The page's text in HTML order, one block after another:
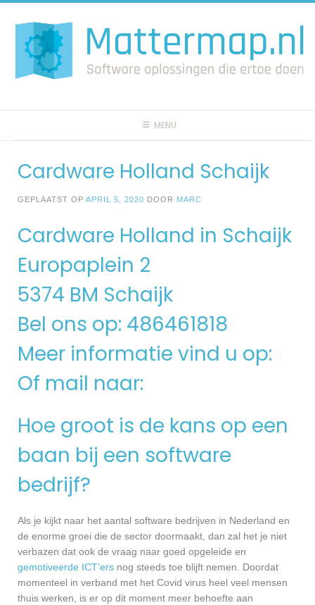
naar
inhoud
MENU
Cardware Holland Schaijk
GEPLAATST OP APRIL 5, 2020 DOOR MARC
Cardware Holland in Schaijk
Europaplein 2
5374 BM Schaijk
Bel ons op: 486461818
Meer informatie vind u op:
Of mail naar:
Hoe groot is de kans op een
baan bij een software
bedrijf?
Als je kijkt naar het aantal software bedrijven in Nederland en
de enorme groei die de sector doormaakt, dan zal het je niet
verbazen dat ook de vraag naar goed opgeleide en
gemotiveerde ICT’ers nog steeds toe blijft nemen. Doordat
momenteel in verband met het Covid virus heel veel mensen
thuis werken, is er op dit moment meer behoefte aan